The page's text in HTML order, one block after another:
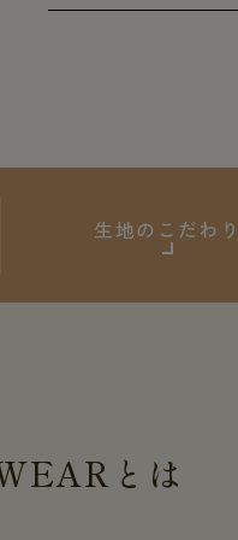
生地のこだわり
とは